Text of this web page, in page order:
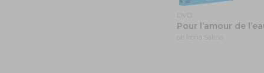
DVD
Pour l’amour de
de Irena Salina